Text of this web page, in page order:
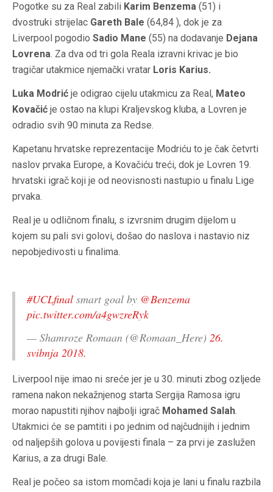
Pogotke su za Real zabili Karim Benzema (51) i
dvostruki strijelac Gareth Bale (64,84 ), dok je za
Liverpool pogodio Sadio Mane (55) na dodavanje Dejana
Lovrena. Za dva od tri gola Reala izravni krivac je bio
tragičar utakmice njemački vratar Loris Karius.
Luka Modrić je odigrao cijelu utakmicu za Real, Mateo
Kovačić je ostao na klupi Kraljevskog kluba, a Lovren je
odradio svih 90 minuta za Redse.
Kapetanu hrvatske reprezentacije Modriću to je čak četvrti
naslov prvaka Europe, a Kovačiću treći, dok je Lovren 19.
hrvatski igrač koji je od neovisnosti nastupio u finalu Lige
prvaka.
Real je u odličnom finalu, s izvrsnim drugim dijelom u
kojem su pali svi golovi, došao do naslova i nastavio niz
nepobjedivosti u finalima.
#UCLfinal smart goal by @Benzema
pic.twitter.com/a4gwzreRyk
— Shamroze Romaan (@Romaan_Here) 26.
svibnja 2018.
Liverpool nije imao ni sreće jer je u 30. minuti zbog ozljede
ramena nakon nekažnjenog starta Sergija Ramosa igru
morao napustiti njihov najbolji igrač Mohamed Salah.
Utakmici će se pamtiti i po jednim od najčudnijih i jednim
od naljepših golova u povijesti finala – za prvi je zaslužen
Karius, a za drugi Bale.
Real je počeo sa istom momčadi koja je lani u finalu razbila